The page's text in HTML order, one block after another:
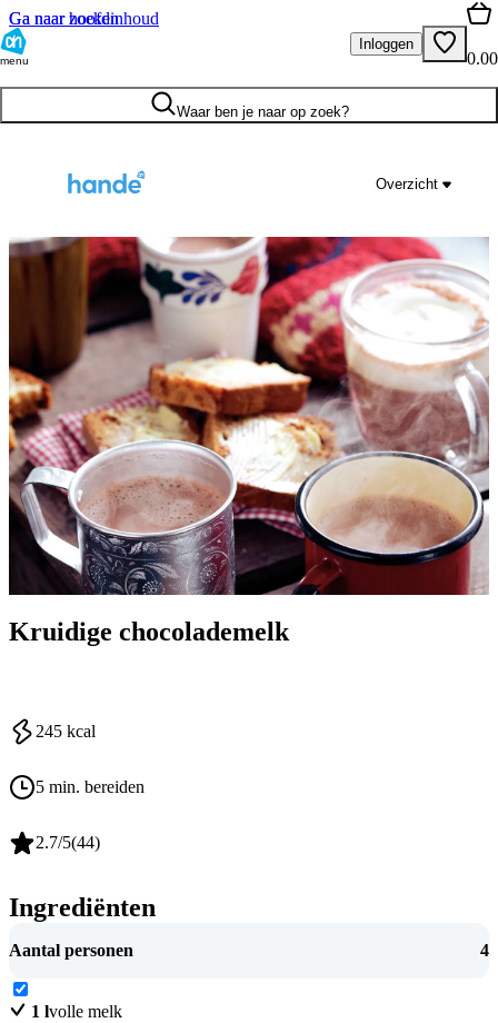
Ga naar hoofdinhoud
Ga naar zoeken
menu
Inloggen
0.00
Waar ben je naar op zoek?
Overzicht
Kruidige chocolademelk
245 kcal
5 min. bereiden
2.7/5(44)
Ingrediënten
Aantal personen 4
1 lvolle melk